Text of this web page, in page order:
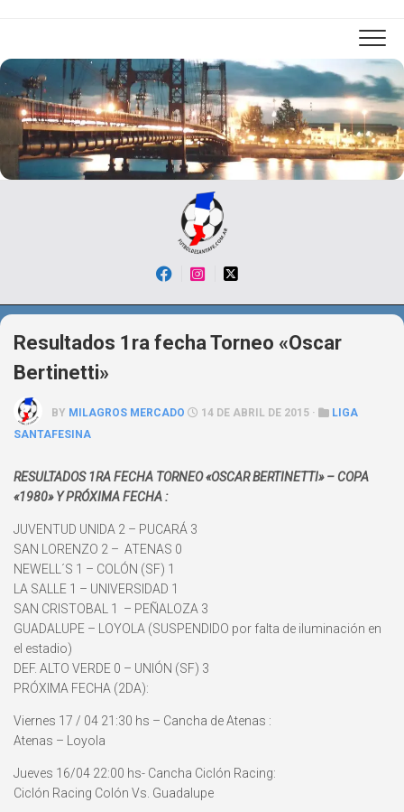
Resultados 1ra fecha Torneo «Oscar
Bertinetti»
BY MILAGROS MERCADO 14 DE ABRIL DE 2015 ·
LIGA
SANTAFESINA
RESULTADOS 1RA FECHA TORNEO «OSCAR BERTINETTI» – COPA
«1980» Y PRÓXIMA FECHA :
JUVENTUD UNIDA 2 – PUCARÁ 3
SAN LORENZO 2 – ATENAS 0
NEWELL´S 1 – COLÓN (SF) 1
LA SALLE 1 – UNIVERSIDAD 1
SAN CRISTOBAL 1 – PEÑALOZA 3
GUADALUPE – LOYOLA (SUSPENDIDO por falta de iluminación en
el estadio)
DEF. ALTO VERDE 0 – UNIÓN (SF) 3
PRÓXIMA FECHA (2DA):
Viernes 17 / 04 21:30 hs – Cancha de Atenas :
Atenas – Loyola
Jueves 16/04 22:00 hs- Cancha Ciclón Racing:
Ciclón Racing Colón Vs. Guadalupe